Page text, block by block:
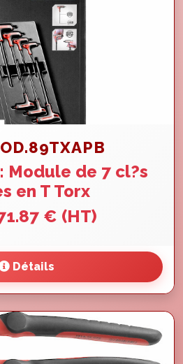
Module de 7 cl?s
en T Torx
€ (HT)
Détails